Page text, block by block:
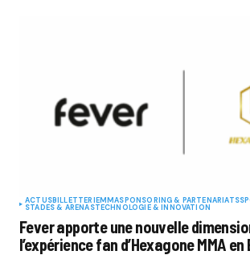
ACTUSBILLETTERIEMMASPONSORING & PARTENARIATS
STADES & ARENASTECHNOLOGIE & INNOVATION
Fever apporte une nouvelle
l’expérience fan d’Hexagone MMA en